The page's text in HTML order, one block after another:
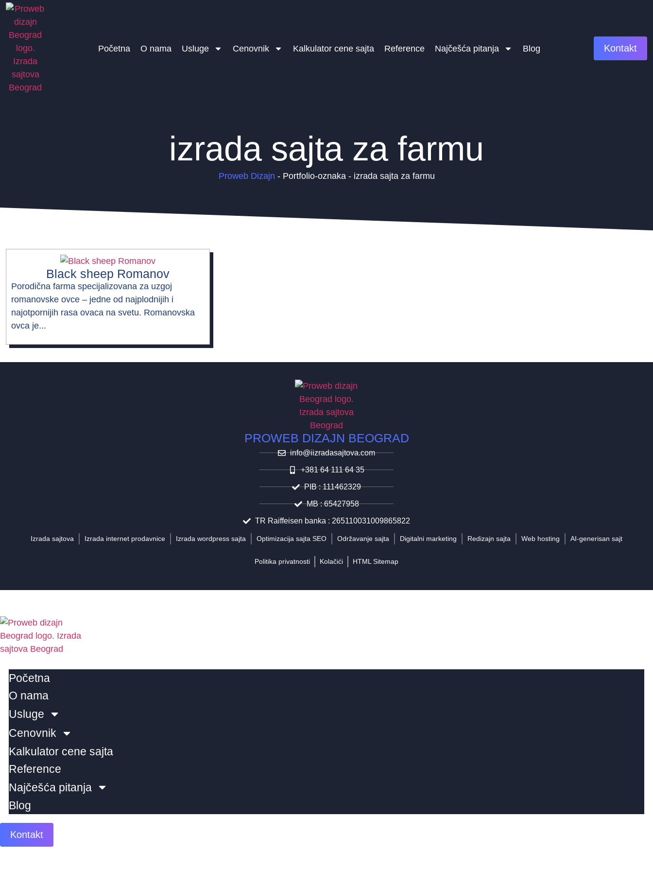
Početna O nama Usluge Cenovnik Kalkulator cene sajta Reference Najčešća pitanja Blog Kontakt
izrada sajta za farmu
Proweb Dizajn - Portfolio-oznaka- izrada sajta za farmu
Black sheep Romanov
Porodična farma specijalizovana za uzgoj
romanovske ovce – jedne od najplodnijih i
najotpornijih rasa ovaca na svetu. Romanovska
ovca je...
PROWEB DIZAJN BEOGRAD
info@iizradasajtova.com
+381 64 111 64 35
PIB : 111462329
MB : 65427958
TR Raiffeisen banka : 265110031009865822
Izrada sajtova Izrada internet prodavnice Izrada wordpress sajta Optimizacija sajta SEO Održavanje sajta Digitalni marketing Redizajn sajta Web hosting AI-generisan sajt
Politika privatnosti Kolačići HTML Sitemap
Početna
O nama
Usluge
Cenovnik
Kalkulator cene sajta
Reference
Najčešća pitanja
Blog
Kontakt